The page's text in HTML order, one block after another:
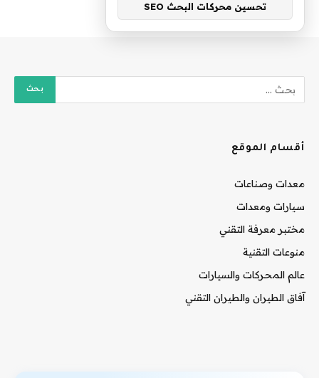
أقسام الموقع
معدات وصناعات
سيارات ومعدات
مختبر معرفة التقني
منوعات التقنية
عالم المحركات والسيارات
آفاق الطيران والطيران التقني
تحسين محركات البحث SEO